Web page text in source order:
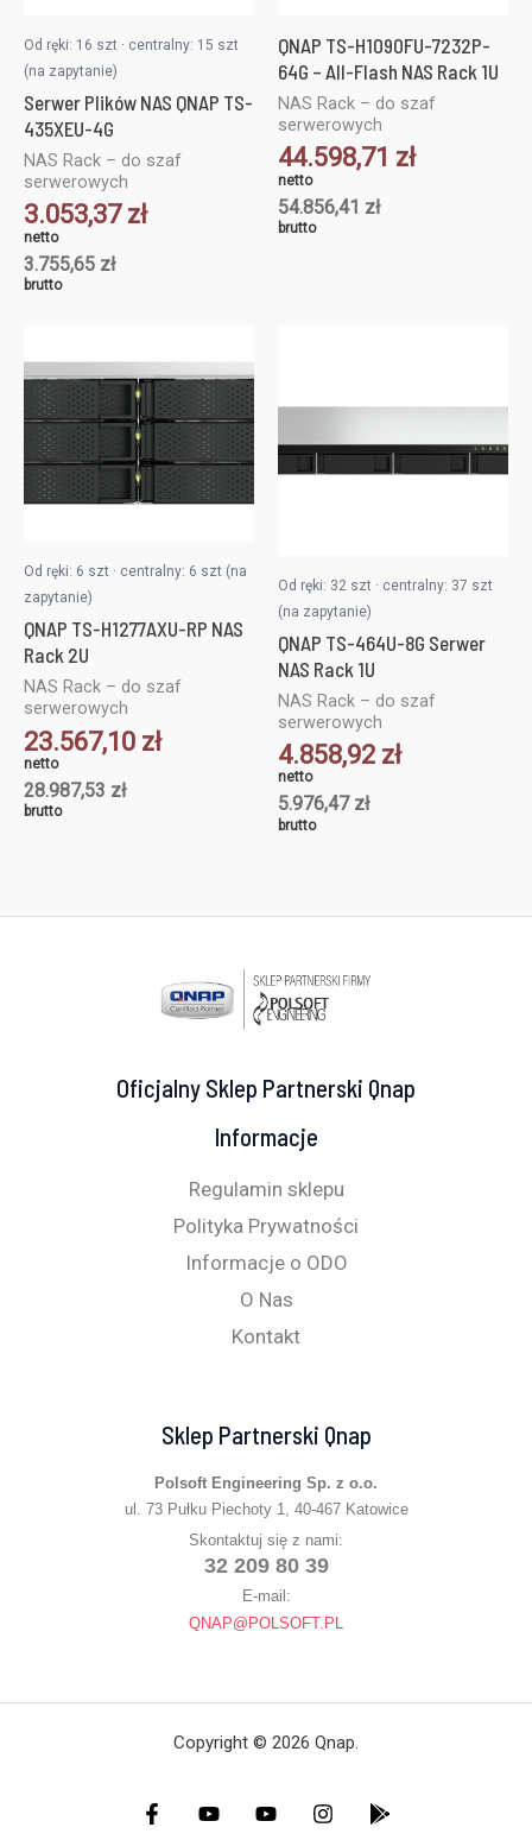
Od ręki: 16 szt · centralny: 15 szt
(na zapytanie)
Serwer Plików NAS QNAP TS-
435XEU-4G
NAS Rack – do szaf
serwerowych
3.053,37 zł
netto
3.755,65 zł
brutto
QNAP TS-H1090FU-7232P-
64G – All-Flash NAS Rack 1U
NAS Rack – do szaf
serwerowych
44.598,71 zł
netto
54.856,41 zł
brutto
Od ręki: 6 szt · centralny: 6 szt (na
zapytanie)
QNAP TS-H1277AXU-RP NAS
Rack 2U
NAS Rack – do szaf
serwerowych
23.567,10 zł
netto
28.987,53 zł
brutto
Od ręki: 32 szt · centralny: 37 szt
(na zapytanie)
QNAP TS-464U-8G Serwer
NAS Rack 1U
NAS Rack – do szaf
serwerowych
4.858,92 zł
netto
5.976,47 zł
brutto
Oficjalny Sklep Partnerski Qnap
Informacje
Regulamin sklepu
Polityka Prywatności
Informacje o ODO
O Nas
Kontakt
Sklep Partnerski Qnap
Polsoft Engineering Sp. z o.o.
ul. 73 Pułku Piechoty 1, 40-467 Katowice
Skontaktuj się z nami:
32 209 80 39
E-mail:
QNAP@POLSOFT.PL
Copyright © 2026 Qnap.